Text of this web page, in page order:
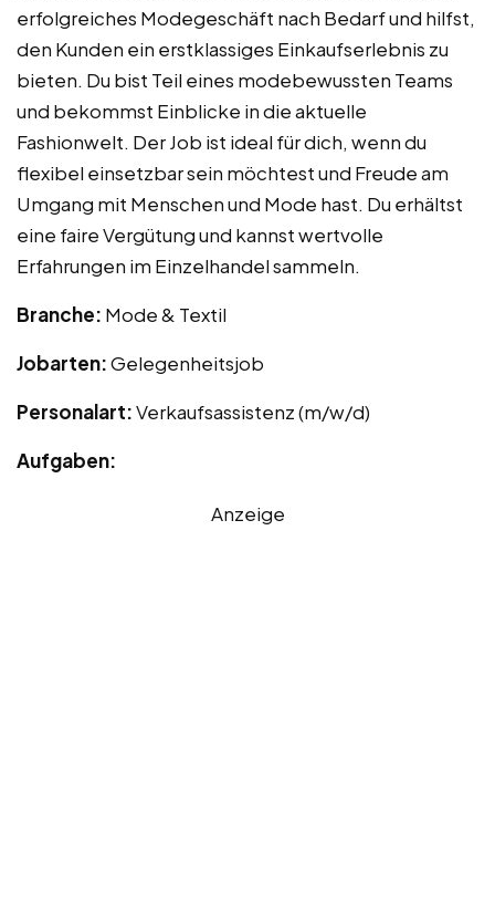
erfolgreiches Modegeschäft nach Bedarf und hilfst,
den Kunden ein erstklassiges Einkaufserlebnis zu
bieten. Du bist Teil eines modebewussten Teams
und bekommst Einblicke in die aktuelle
Fashionwelt. Der Job ist ideal für dich, wenn du
flexibel einsetzbar sein möchtest und Freude am
Umgang mit Menschen und Mode hast. Du erhältst
eine faire Vergütung und kannst wertvolle
Erfahrungen im Einzelhandel sammeln.
Branche: Mode & Textil
Jobarten:Gelegenheitsjob
Personalart:Verkaufsassistenz (m/w/d)
Aufgaben:
Anzeige